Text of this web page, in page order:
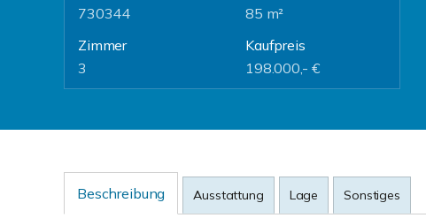
730344
85 m²
Zimmer
3
Kaufpreis
198.000,- €
Beschreibung Ausstattung Lage Sonstiges